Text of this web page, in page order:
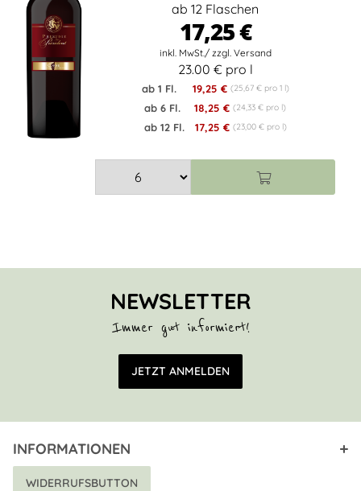
ab 12 Flaschen
17,25 €
23.00 € pro l
ab 1 Fl. 19,25 € (25,67 € pro 1 l)
ab 6 Fl. 18,25 € (24,33 € pro l)
ab 12 Fl. 17,25 € (23,00 € pro l)
NEWSLETTER
Immer gut informiert!
E-Mail Adresse
JETZT ANMELDEN
INFORMATIONEN
WIDERRUFSBUTTON